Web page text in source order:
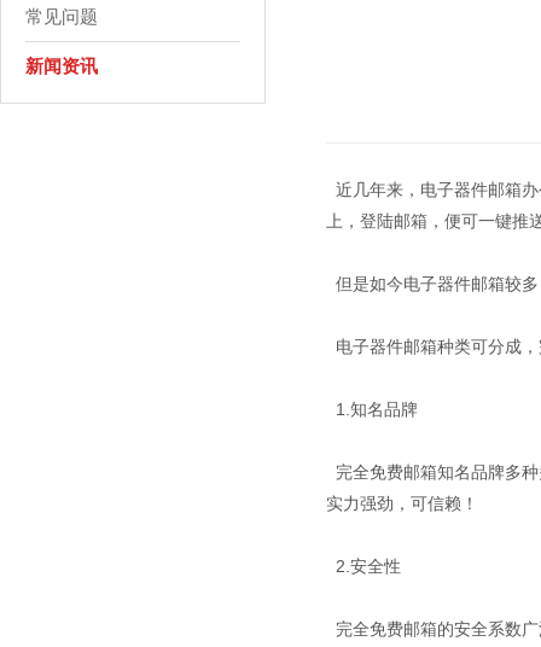
常见问题
新闻资讯
近几年来，电子器件邮箱
上，登陆邮箱，便可一键
但是如今电子器件邮箱较
电子器件邮箱种类可分成
1.知名品牌
完全免费邮箱知名品牌多
实力强劲，可信赖！
2.安全性
完全免费邮箱的安全系数